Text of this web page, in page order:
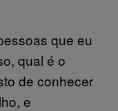
que eu
qual é o
de conhecer
e